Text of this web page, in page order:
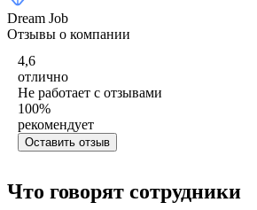
Dream Job
Отзывы о компании
4,6
отлично
Не работает с отзывами
100%
рекомендует
Оставить отзыв
Что говорят сотрудники